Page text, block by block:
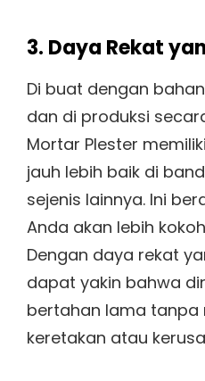
3. Daya Rekat
Di buat dengan
dan di produksi
Mortar Plester
jauh lebih baik di
sejenis lainnya. Ini
Anda akan lebih
Dengan daya rekat
dapat yakin bahwa
bertahan lama tanpa
keretakan atau